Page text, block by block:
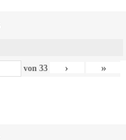
von 33 › »